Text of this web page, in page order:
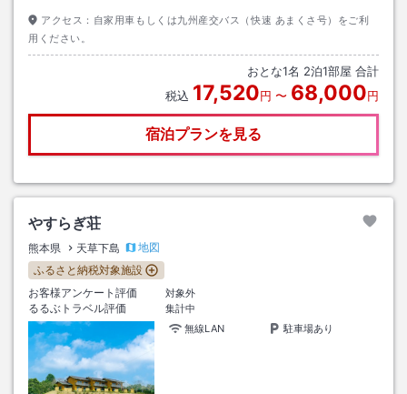
アクセス： 自家用車もしくは九州産交バス（快速 あまくさ号）をご利
用ください。
おとな1名 2泊1部屋 合計
税込 17,520円 〜 68,000円
宿泊プランを見る
やすらぎ荘
熊本県 天草下島
地図
ふるさと納税対象施設
お客様アンケート評価
対象外
るるぶトラベル評価
集計中
無線LAN
駐車場あり